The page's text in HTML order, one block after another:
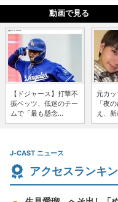
動画で見る
【ドジャース】打撃不
振ベッツ、低迷のチー
ムで「最も懸念...
元カ
「夜
え、
J-CAST ニュース
アクセスランキ